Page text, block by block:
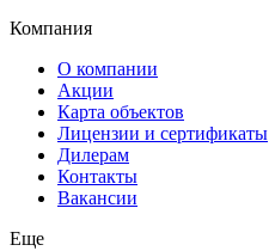
Компания
О компании
Акции
Карта объектов
Лицензии и сертификаты
Дилерам
Контакты
Вакансии
Еще